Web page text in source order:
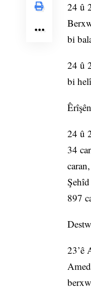
24 û
bi
24 û
bi
24 û
34
897
23’ê